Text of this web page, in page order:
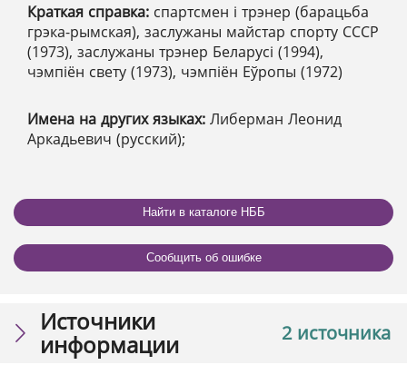
Краткая справка: спартсмен і трэнер (барацьба
грэка-рымская), заслужаны майстар спорту СССР
(1973), заслужаны трэнер Беларусі (1994),
чэмпіён свету (1973), чэмпіён Еўропы (1972)
Имена на других языках: Либерман Леонид
Аркадьевич (русский);
Найти в каталоге НББ
Сообщить об ошибке
2 источника
Источники
информации